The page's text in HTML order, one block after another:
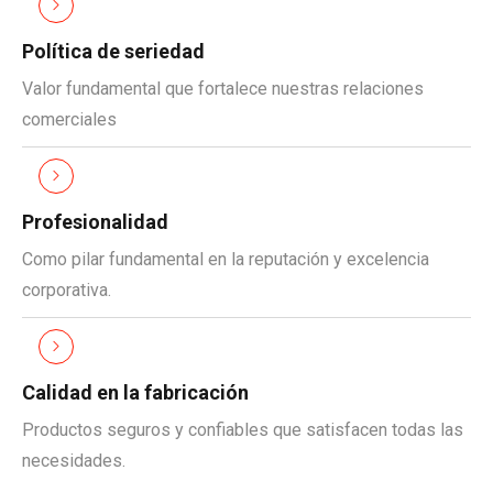
Política de seriedad
Valor fundamental que fortalece nuestras relaciones
comerciales
Profesionalidad
Como pilar fundamental en la reputación y excelencia
corporativa.
Calidad en la fabricación
Productos seguros y confiables que satisfacen todas las
necesidades.